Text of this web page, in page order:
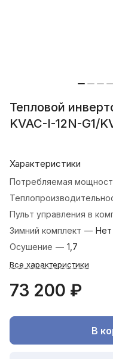
Тепловой
KVAC-I-12N-G1/
Характеристики
Потребляемая
Пульт управления в
Зимний комплект — Нет
Осушение — 1,7
Все характеристики
73 200 ₽
В